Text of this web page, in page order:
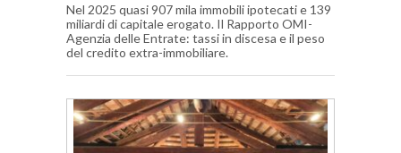
Nel 2025 quasi 907 mila immobili ipotecati e 139
miliardi di capitale erogato. Il Rapporto OMI-
Agenzia delle Entrate: tassi in discesa e il peso
del credito extra-immobiliare.